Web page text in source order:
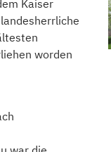
Kaiser
worden